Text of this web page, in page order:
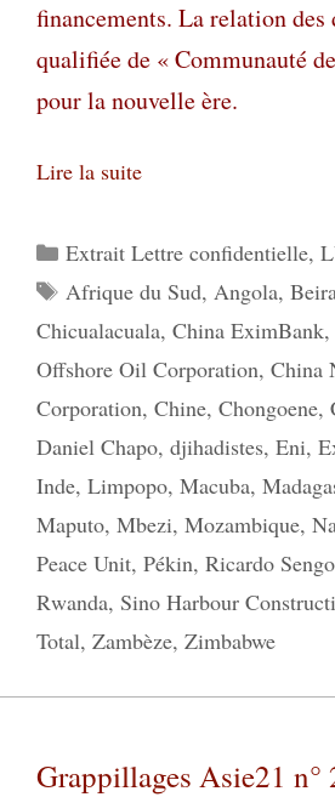
financements. La relation des
qualifiée de « Communauté
pour la nouvelle ère.
Lire la suite
Catégories
Extrait Lettre confidentielle,
Étiquettes
Afrique du Sud, Angola,
Chicualacuala, China EximBank,
Offshore Oil Corporation, China
Corporation, Chine, Chongoene,
Daniel Chapo, djihadistes, Eni,
Inde, Limpopo, Macuba,
Maputo, Mbezi, Mozambique,
Peace Unit, Pékin, Ricardo Sengo
Rwanda, Sino Harbour
Total, Zambèze, Zimbabwe
Grappillages Asie21 n°